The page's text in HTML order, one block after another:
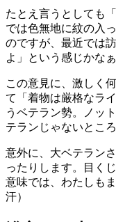
たとえ言うとしても
では色無地に紋の入
のですが、最近では
よ」という感じかなぁ
この意見に、激しく
て「着物は厳格なラ
うベテラン勢。ノッ
テランじゃないとこ
意外に、大ベテラン
ったりします。目く
意味では、わたしも
汗）